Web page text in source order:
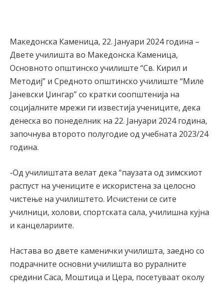
Македонска Каменица, 22. Јануари 2024 година –
Двете училишта во Македонска Каменица,
Основното општинско училиште “Св. Кирил и
Методиј” и Средното општинско училиште “Миле
Јаневски Џингар” со кратки соопштенија на
социјалните мрежи ги известија учениците, дека
денеска во понеделник на 22. Јануари 2024 година,
започнува второто полугодие од учебната 2023/24
година.
-Од училиштата велат дека “паузата од зимскиот
распуст на учениците е искористена за целосно
чистење на училиштето. Исчистени се сите
училници, холови, спортската сала, училишна кујна
и канцелариите.
Настава во двете каменички училишта, заедно со
подрачните основни училишта во руралните
средини Саса, Моштица и Цера, посетуваат околу